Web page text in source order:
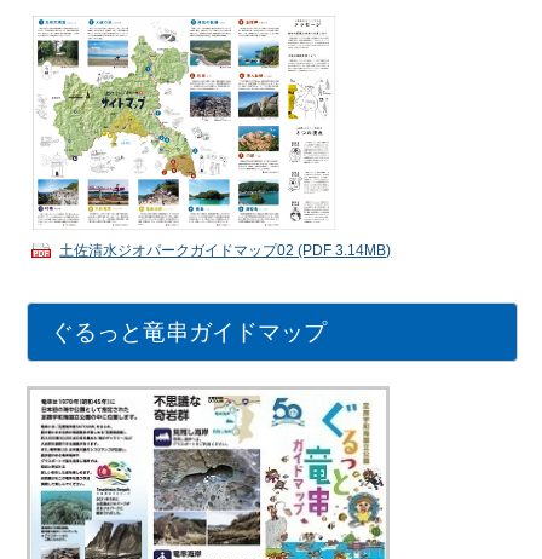
土佐清水ジオパークガイドマップ02 (PDF 3.14MB)
ぐるっと竜串ガイドマップ